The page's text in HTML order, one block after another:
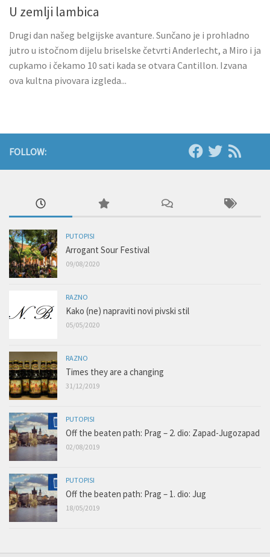
U zemlji lambica
Drugi dan našeg belgijske avanture. Sunčano je i prohladno
jutro u istočnom dijelu briselske četvrti Anderlecht, a Miro i ja
cupkamo i čekamo 10 sati kada se otvara Cantillon. Izvana
ova kultna pivovara izgleda...
FOLLOW:
PUTOPISI
Arrogant Sour Festival
09/08/2020
RAZNO
Kako (ne) napraviti novi pivski stil
05/05/2020
RAZNO
Times they are a changing
31/12/2019
PUTOPISI
Off the beaten path: Prag – 2. dio: Zapad-Jugozapad
02/08/2019
PUTOPISI
Off the beaten path: Prag – 1. dio: Jug
18/05/2019